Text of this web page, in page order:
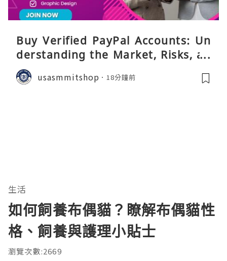
Buy Verified PayPal Accounts: Un
derstanding the Market, Risks, an
d Safer Alternatives
usasmmitshop 18分鐘前
生活
如何飼養布偶貓？瞭解布偶貓性
格、飼養與護理小貼士
瀏覽次數:2669